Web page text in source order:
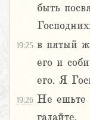
быть
19:25 в пятый
его и
его. Я
19:26 Не ешьте
гадайте.